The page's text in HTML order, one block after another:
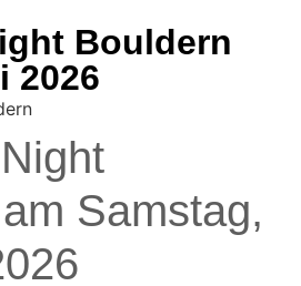
Bouldern
2026
Samstag,